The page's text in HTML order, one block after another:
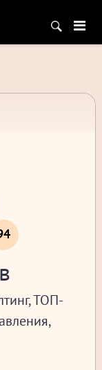
ТОП-